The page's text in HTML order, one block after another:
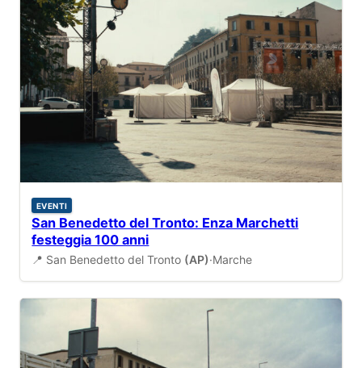
EVENTI
San Benedetto del Tronto: Enza Marchetti
festeggia 100 anni
📍 San Benedetto del Tronto (AP)·Marche